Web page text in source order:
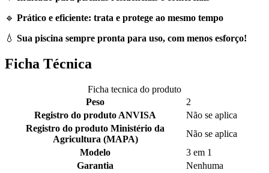
🔹 Prático e eficiente: trata e protege ao mesmo tempo
💧 Sua piscina sempre pronta para uso, com menos esforço!
Ficha Técnica
Ficha tecnica do produto
Peso
2
Registro do produto ANVISA
Não se aplica
Registro do produto Ministério da
Agricultura (MAPA)
Não se aplica
Modelo
3 em 1
Garantia
Nenhuma